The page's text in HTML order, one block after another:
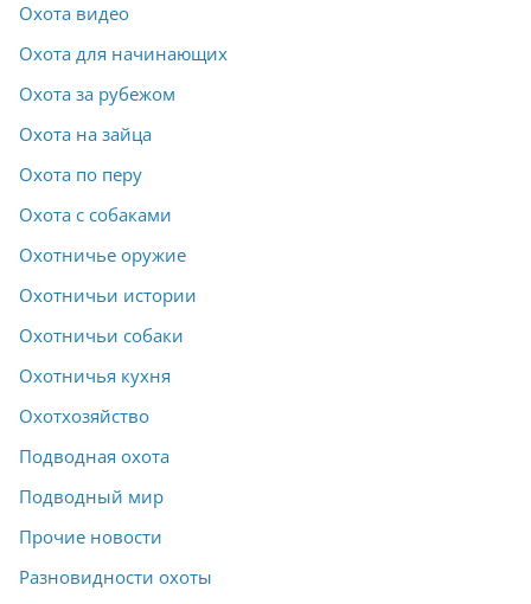
Охота видео
Охота для начинающих
Охота за рубежом
Охота на зайца
Охота по перу
Охота с собаками
Охотничье оружие
Охотничьи истории
Охотничьи собаки
Охотничья кухня
Охотхозяйство
Подводная охота
Подводный мир
Прочие новости
Разновидности охоты